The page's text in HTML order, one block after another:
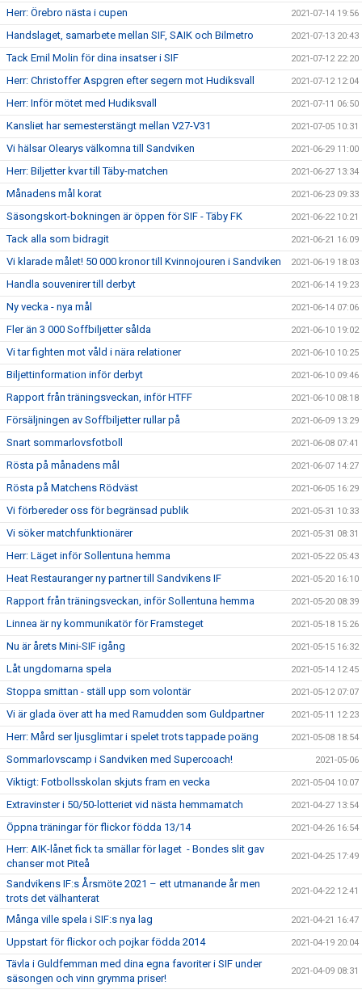
Herr: Örebro nästa i cupen 2021-07-14 19:56
Handslaget, samarbete mellan SIF, SAIK och Bilmetro 2021-07-13 20:43
Tack Emil Molin för dina insatser i SIF 2021-07-12 22:20
Herr: Christoffer Aspgren efter segern mot Hudiksvall 2021-07-12 12:04
Herr: Inför mötet med Hudiksvall 2021-07-11 06:50
Kansliet har semesterstängt mellan V27-V31 2021-07-05 10:31
Vi hälsar Olearys välkomna till Sandviken 2021-06-29 11:00
Herr: Biljetter kvar till Täby-matchen 2021-06-27 13:34
Månadens mål korat 2021-06-23 09:33
Säsongskort-bokningen är öppen för SIF - Täby FK 2021-06-22 10:21
Tack alla som bidragit 2021-06-21 16:09
Vi klarade målet! 50 000 kronor till Kvinnojouren i Sandviken 2021-06-19 18:03
Handla souvenirer till derbyt 2021-06-14 19:23
Ny vecka - nya mål 2021-06-14 07:06
Fler än 3 000 Soffbiljetter sålda 2021-06-10 19:02
Vi tar fighten mot våld i nära relationer 2021-06-10 10:25
Biljettinformation inför derbyt 2021-06-10 09:46
Rapport från träningsveckan, inför HTFF 2021-06-10 08:18
Försäljningen av Soffbiljetter rullar på 2021-06-09 13:29
Snart sommarlovsfotboll 2021-06-08 07:41
Rösta på månadens mål 2021-06-07 14:27
Rösta på Matchens Rödväst 2021-06-05 16:29
Vi förbereder oss för begränsad publik 2021-05-31 10:33
Vi söker matchfunktionärer 2021-05-31 08:31
Herr: Läget inför Sollentuna hemma 2021-05-22 05:43
Heat Restauranger ny partner till Sandvikens IF 2021-05-20 16:10
Rapport från träningsveckan, inför Sollentuna hemma 2021-05-20 08:39
Linnea är ny kommunikatör för Framsteget 2021-05-18 15:26
Nu är årets Mini-SIF igång 2021-05-15 16:32
Låt ungdomarna spela 2021-05-14 12:45
Stoppa smittan - ställ upp som volontär 2021-05-12 07:07
Vi är glada över att ha med Ramudden som Guldpartner 2021-05-11 12:23
Herr: Mård ser ljusglimtar i spelet trots tappade poäng 2021-05-08 18:54
Sommarlovscamp i Sandviken med Supercoach! 2021-05-06
Viktigt: Fotbollsskolan skjuts fram en vecka 2021-05-04 10:07
Extravinster i 50/50-lotteriet vid nästa hemmamatch 2021-04-27 13:54
Öppna träningar för flickor födda 13/14 2021-04-26 16:54
Herr: AIK-lånet fick ta smällar för laget - Bondes slit gav
chanser mot Piteå
2021-04-25 17:49
Sandvikens IF:s Årsmöte 2021 – ett utmanande år men
trots det välhanterat
2021-04-22 12:41
Många ville spela i SIF:s nya lag 2021-04-21 16:47
Uppstart för flickor och pojkar födda 2014 2021-04-19 20:04
Tävla i Guldfemman med dina egna favoriter i SIF under
säsongen och vinn grymma priser!
2021-04-09 08:31